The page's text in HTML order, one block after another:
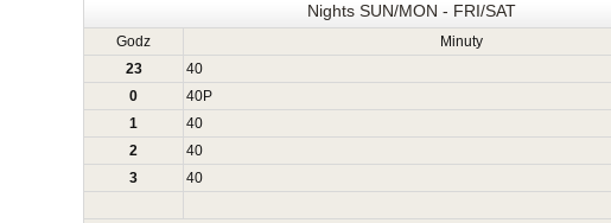
Nights SUN/MON - FRI/SAT
Godz Minuty
23
40
0
40P
1
40
2
40
3
40